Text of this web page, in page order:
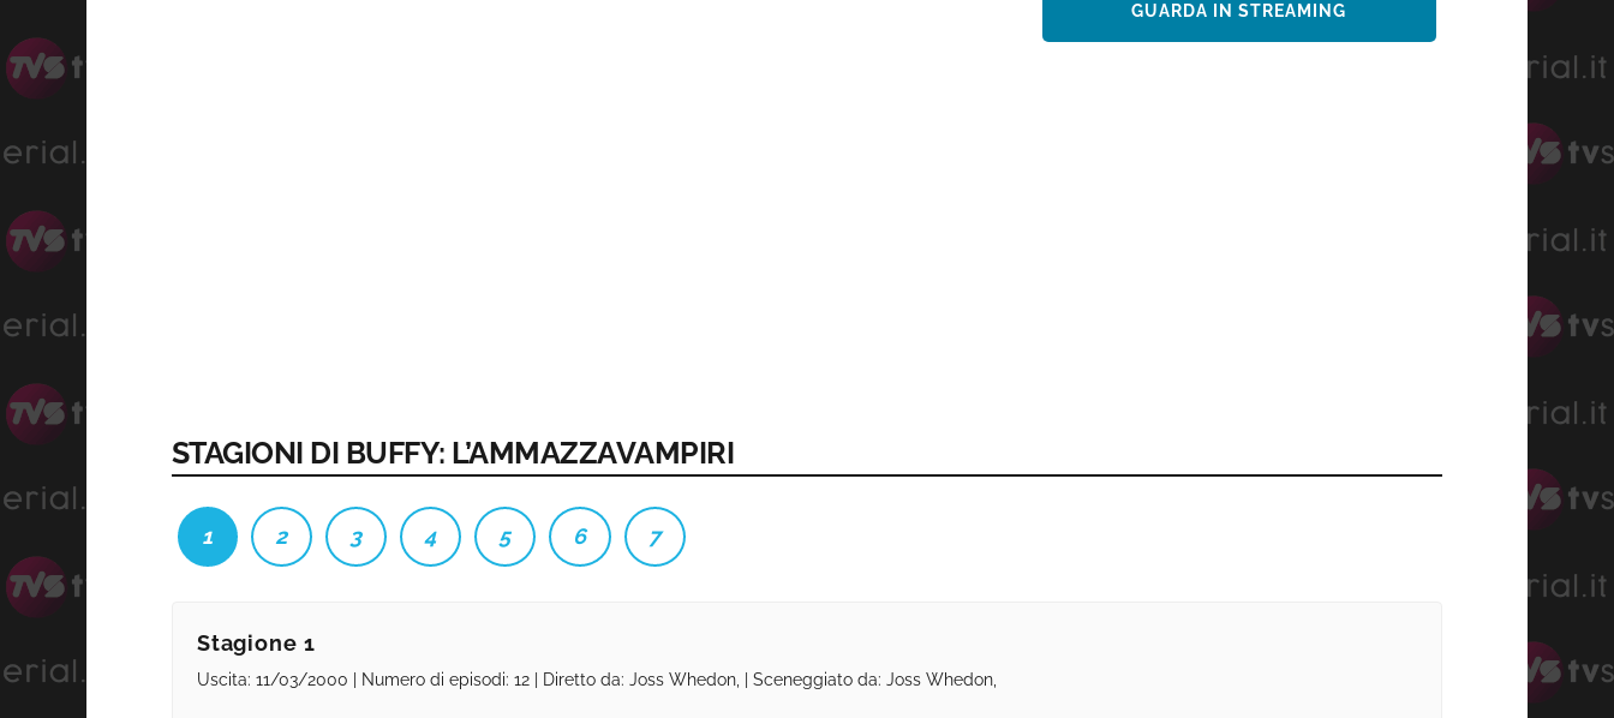
GUARDA IN STREAMING
STAGIONI DI BUFFY: L’AMMAZZAVAMPIRI
1 2 3 4 5 6 7
Stagione 1
Uscita: 11/03/2000 | Numero di episodi: 12 | Diretto da: Joss Whedon, | Sceneggiato da: Joss Whedon,